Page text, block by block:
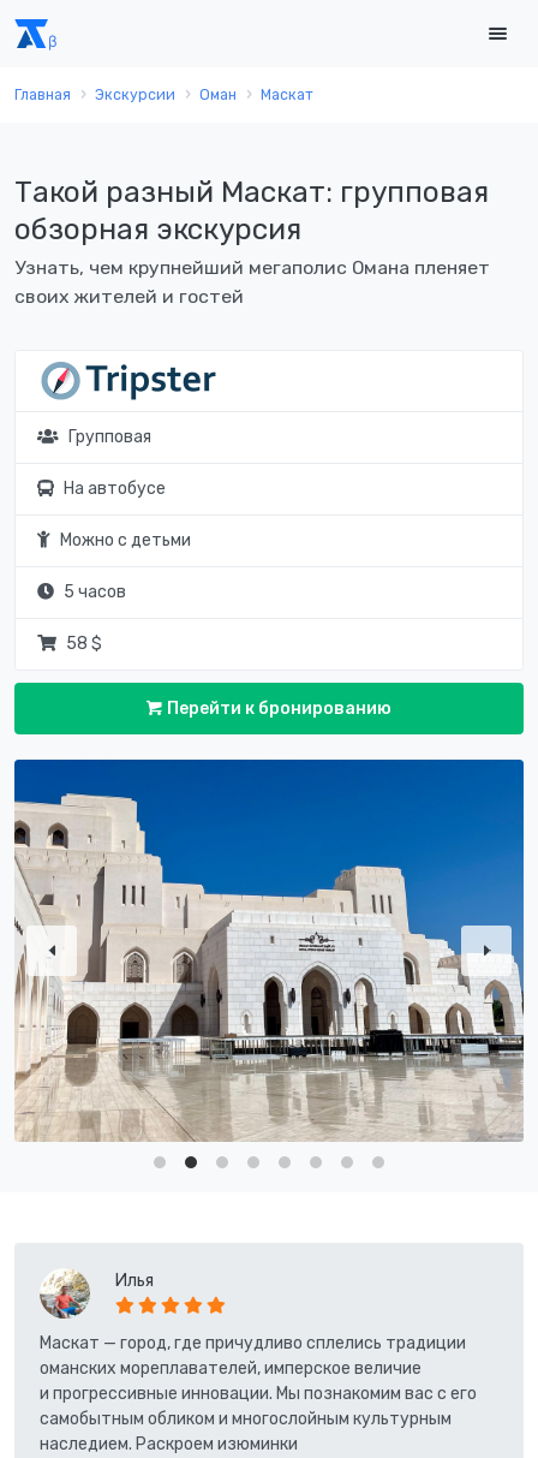
Главная Экскурсии Оман Маскат
Такой разный Маскат: групповая
обзорная экскурсия
Узнать, чем крупнейший мегаполис Омана пленяет
своих жителей и гостей
Групповая
На автобусе
Можно с детьми
5 часов
58 $
Перейти к бронированию
Илья
Маскат — город, где причудливо сплелись традиции
оманских мореплавателей, имперское величие
и прогрессивные инновации. Мы познакомим вас с его
самобытным обликом и многослойным культурным
наследием. Раскроем изюминки